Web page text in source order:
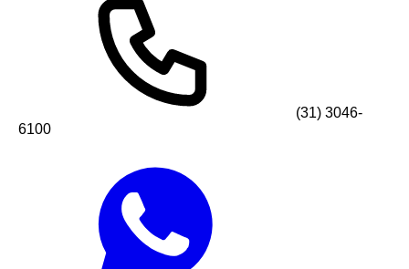
(31) 3046-
6100